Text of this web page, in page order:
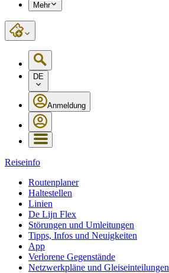
Mehr
DE
Anmeldung
Reiseinfo
Routenplaner
Haltestellen
Linien
De Lijn Flex
Störungen und Umleitungen
Tipps, Infos und Neuigkeiten
App
Verlorene Gegenstände
Netzwerkpläne und Gleiseinteilungen